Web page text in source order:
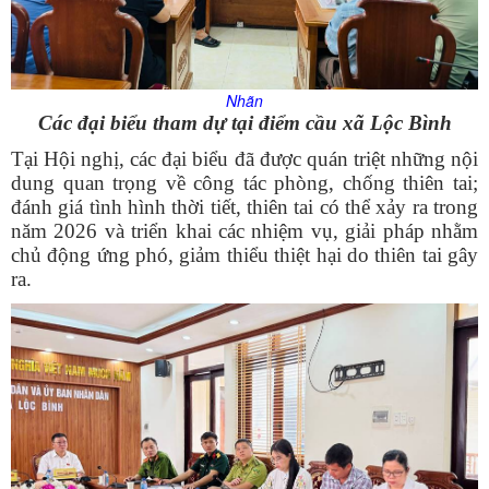
Nhãn
Các đại biểu tham dự tại điểm cầu xã Lộc Bình
Tại Hội nghị, các đại biểu đã được quán triệt những nội
dung quan trọng về công tác phòng, chống thiên tai;
đánh giá tình hình thời tiết, thiên tai có thể xảy ra trong
năm 2026 và triển khai các nhiệm vụ, giải pháp nhằm
chủ động ứng phó, giảm thiểu thiệt hại do thiên tai gây
ra.